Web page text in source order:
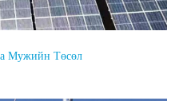
Мужийн Төсөл